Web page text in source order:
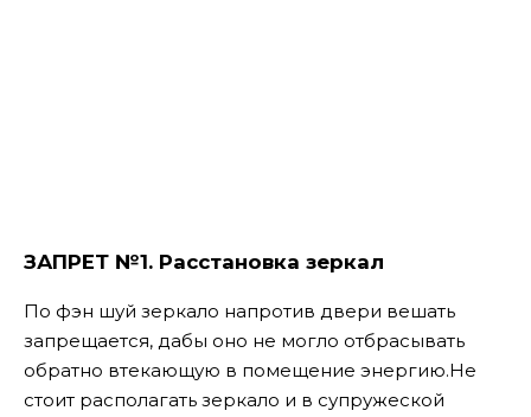
ЗАПРЕТ №1. Расстановка зеркал
По фэн шуй зеркало напротив двери вешать
запрещается, дабы оно не могло отбрасывать
обратно втекающую в помещение энергию.Не
стоит располагать зеркало и в супружеской